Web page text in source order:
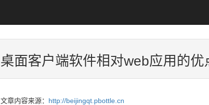
桌面客户端软件相对web应用的优
文章内容来源： http://beijingqt.pbottle.cn